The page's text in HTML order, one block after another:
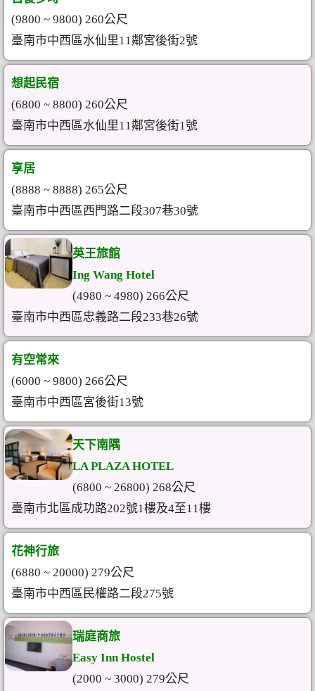
(9800 ~ 9800) 260公尺
臺南市中西區水仙里11鄰宮後街2號
想起民宿
(6800 ~ 8800) 260公尺
臺南市中西區水仙里11鄰宮後街1號
享居
(8888 ~ 8888) 265公尺
臺南市中西區西門路二段307巷30號
英王旅館
Ing Wang Hotel
(4980 ~ 4980) 266公尺
臺南市中西區忠義路二段233巷26號
有空常來
(6000 ~ 9800) 266公尺
臺南市中西區宮後街13號
天下南隅
LA PLAZA HOTEL
(6800 ~ 26800) 268公尺
臺南市北區成功路202號1樓及4至11樓
花神行旅
(6880 ~ 20000) 279公尺
臺南市中西區民權路二段275號
瑞庭商旅
Easy Inn Hostel
(2000 ~ 3000) 279公尺